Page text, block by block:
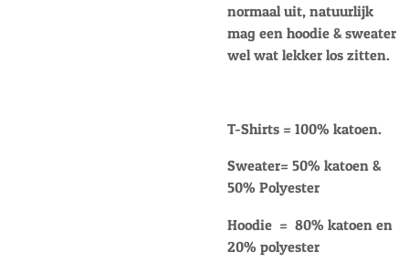
normaal uit, natuurlijk
mag een hoodie & sweater
wel wat lekker los zitten.
T-Shirts = 100% katoen.
Sweater= 50% katoen &
50% Polyester
Hoodie = 80% katoen en
20% polyester